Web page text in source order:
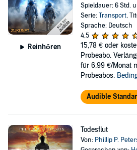
Reinhören
Spieldauer: 6 Std.
Serie:Transport,
Sprache: Deutsch
4,5
15,78 € oder
Probeabo.
für 6,99 €/Monat
Probeabos.
Audible
Todesflut
Von: Phillip P.